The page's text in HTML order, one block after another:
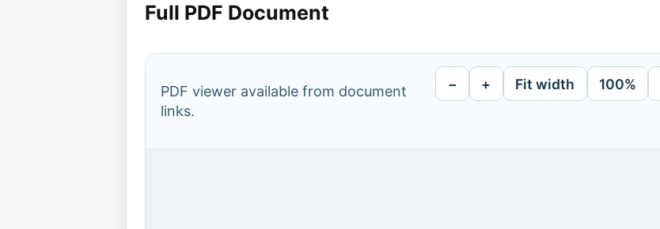
Full PDF Document
PDF viewer available from document
links.
− + Fit width 100%